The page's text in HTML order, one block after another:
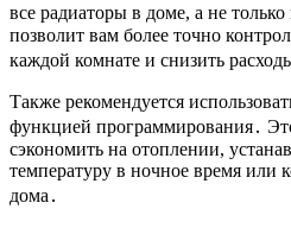
все радиаторы в доме, а не
позволит вам более точно
каждой комнате и снизить
Также рекомендуется
функцией программирования․
сэкономить на отоплении,
температуру в ночное время или
дома․